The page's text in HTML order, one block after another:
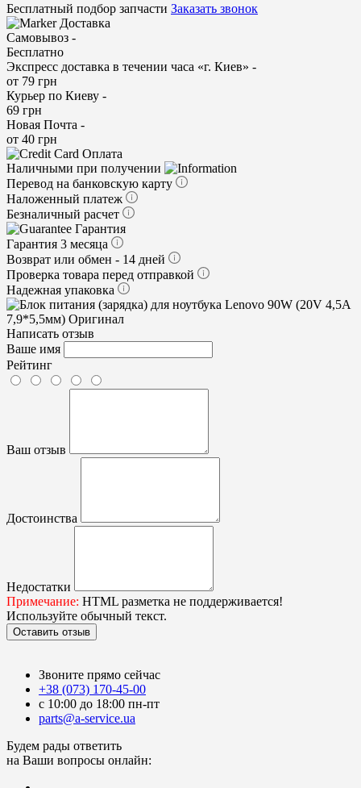
Бесплатный подбор запчасти Заказать звонок
Доставка
Самовывоз -
Бесплатно
Экспресс доставка в течении часа «г. Киев» -
от 79 грн
Курьер по Киеву -
69 грн
Новая Почта -
от 40 грн
Оплата
Наличными при получении
Перевод на банковскую карту
Наложенный платеж
Безналичный расчет
Гарантия
Гарантия 3 месяца
Возврат или обмен - 14 дней
Проверка товара перед отправкой
Надежная упаковка
Написать отзыв
Ваше имя
Рейтинг
Ваш отзыв
Достоинства
Недостатки
Примечание: HTML разметка не поддерживается!
Используйте обычный текст.
Оставить отзыв
Звоните прямо сейчас
+38 (073) 170-45-00
с 10:00 до 18:00 пн-пт
parts@a-service.ua
Будем рады ответить
на Ваши вопросы онлайн: